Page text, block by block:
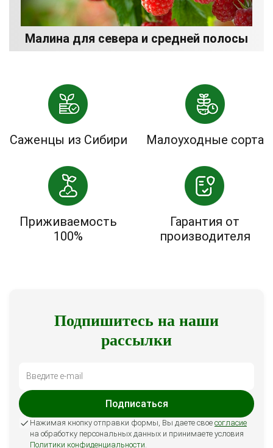
Малина для севера и средней полосы
Саженцы из Сибири Малоуходные сорта
Приживаемость
100%
Гарантия от
производителя
Подпишитесь на наши
рассылки
Подписаться
Нажимая кнопку отправки формы, Вы даете свое согласие
на обработку персональных данных и принимаете условия
Политики конфиденциальности.